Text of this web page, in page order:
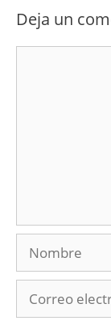
Deja un
Nombre
electrónico